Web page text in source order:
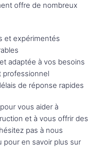
offre de nombreux
et expérimentés
adaptée à vos besoins
professionnel
de réponse rapides
vous aider à
et à vous offrir des
pas à nous
en savoir plus sur